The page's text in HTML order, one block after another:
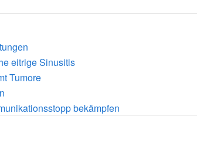
eitrige Sinusitis
Tumore
bekämpfen